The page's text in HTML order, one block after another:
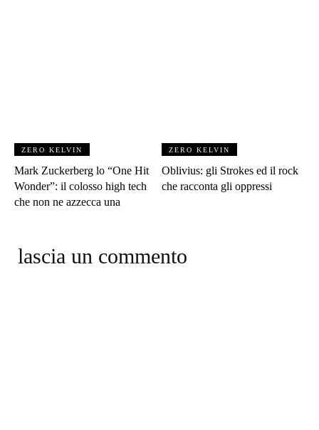
ZERO KELVIN
Mark Zuckerberg lo “One Hit
Wonder”: il colosso high tech
che non ne azzecca una
ZERO KELVIN
Oblivius: gli Strokes ed il rock
che racconta gli oppressi
lascia un commento